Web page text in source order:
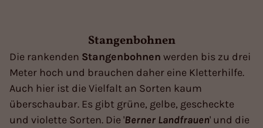
Stangenbohnen
Die rankenden Stangenbohnen werden bis zu drei
Meter hoch und brauchen daher eine Kletterhilfe.
Auch hier ist die Vielfalt an Sorten kaum
überschaubar. Es gibt grüne, gelbe, gescheckte
und violette Sorten. Die 'Berner Landfrauen' und die